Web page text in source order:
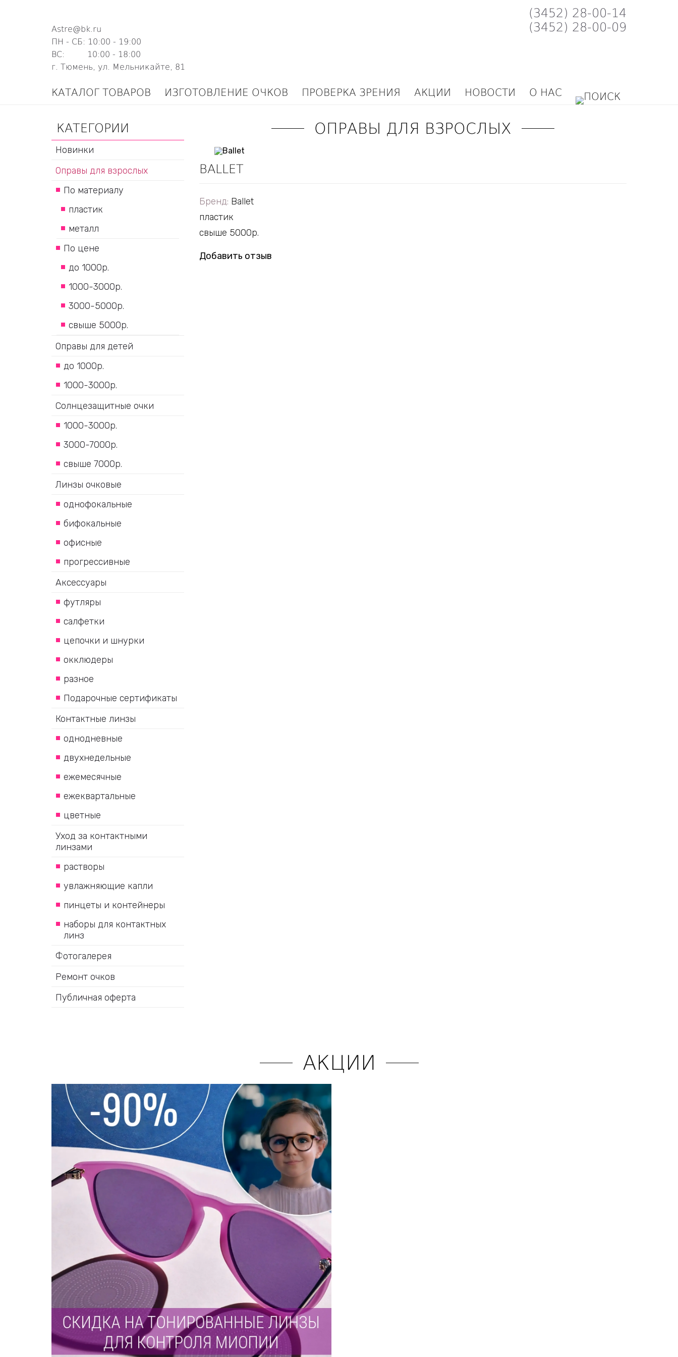
Astre@bk.ru
ПН - СБ: 10:00 - 19:00
ВС: 10:00 - 18:00
г. Тюмень, ул. Мельникайте, 81
(3452) 28-00-14
(3452) 28-00-09
КАТАЛОГ ТОВАРОВ ИЗГОТОВЛЕНИЕ ОЧКОВ ПРОВЕРКА ЗРЕНИЯ АКЦИИ НОВОСТИ О НАС
ОПРАВЫ ДЛЯ ВЗРОСЛЫХ
BALLET
Бренд: Ballet
пластик
свыше 5000р.
Добавить отзыв
КАТЕГОРИИ
Новинки
Оправы для взрослых
По материалу
пластик
металл
По цене
до 1000р.
1000-3000р.
3000-5000р.
свыше 5000р.
Оправы для детей
до 1000р.
1000-3000р.
Солнцезащитные очки
1000-3000р.
3000-7000р.
свыше 7000р.
Линзы очковые
однофокальные
бифокальные
офисные
прогрессивные
Аксессуары
футляры
салфетки
цепочки и шнурки
окклюдеры
разное
Подарочные сертификаты
Контактные линзы
однодневные
двухнедельные
ежемесячные
ежеквартальные
цветные
Уход за контактными
линзами
растворы
увлажняющие капли
пинцеты и контейнеры
наборы для контактных
линз
Фотогалерея
Ремонт очков
Публичная оферта
АКЦИИ